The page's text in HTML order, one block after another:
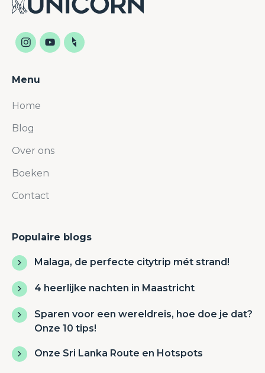
Menu
Home
Blog
Over ons
Boeken
Contact
Populaire blogs
Malaga, de perfecte citytrip mét strand!
4 heerlijke nachten in Maastricht
Sparen voor een wereldreis, hoe doe je dat?
Onze 10 tips!
Onze Sri Lanka Route en Hotspots